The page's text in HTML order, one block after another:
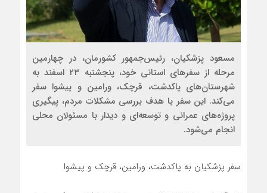
مسعود پزشکیان، رئیس‌جمهور کشورمان، در چهارمین
مرحله از سفرهای استانی خود، پنجشنبه ۲۳ اسفند به
شهرستان‌های پاکدشت، قرچک، ورامین و پیشوا سفر
می‌کند. این سفر با هدف بررسی مشکلات مردم، پیگیری
پروژه‌های عمرانی و توسعه‌ای و دیدار با مسئولان محلی
انجام می‌شود.
سفر پزشکیان به پاکدشت، ورامین، قرچک و پیشوا